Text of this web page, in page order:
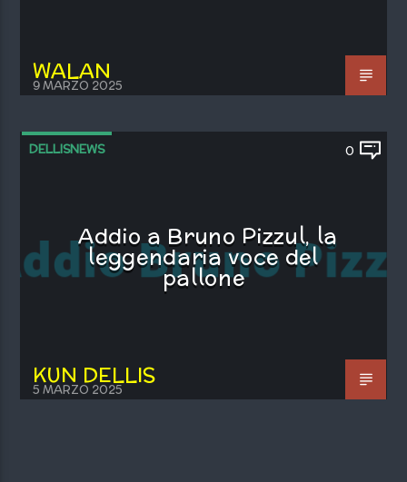
WALAN
9 MARZO 2025
DELLISNEWS 0
Addio a Bruno Pizzul, la
leggendaria voce del
pallone
KUN DELLIS
5 MARZO 2025